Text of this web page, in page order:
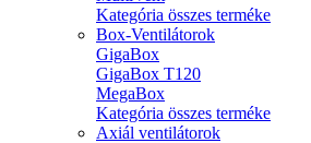
Kategória összes terméke
Box-Ventilátorok
GigaBox
GigaBox T120
MegaBox
Kategória összes terméke
Axiál ventilátorok